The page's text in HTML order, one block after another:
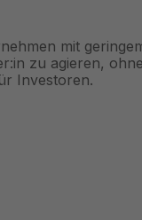
mit
zu agieren,
Investoren.